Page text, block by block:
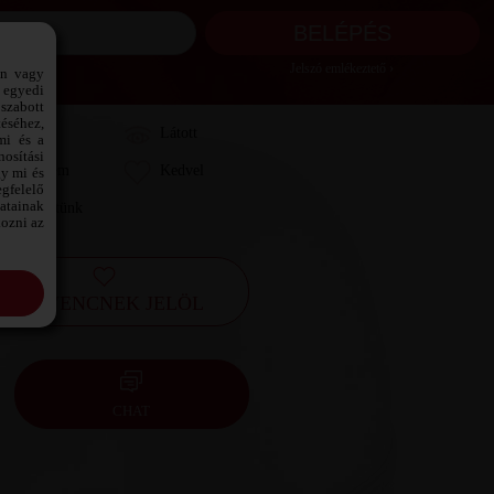
Láttam
Kedvelem
Leveleztünk
KEDVENCNEK JELÖL
vagy
és a
mi és
az